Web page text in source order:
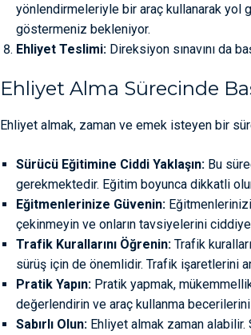
yönlendirmeleriyle bir araç kullanarak yol
göstermeniz bekleniyor.
Ehliyet Teslimi: Direksiyon sınavını da
Ehliyet Alma Sürecinde
Ehliyet almak, zaman ve emek isteyen bir
Sürücü Eğitimine Ciddi Yaklaşın: Bu
gerekmektedir. Eğitim boyunca dikkatli
Eğitmenlerinize Güvenin:
çekinmeyin ve onların tavsiyelerini ciddiye
Trafik Kurallarını Öğrenin: Trafik
sürüş için de önemlidir. Trafik işaretlerini
Pratik Yapın: Pratik yapmak,
değerlendirin ve araç kullanma
Sabırlı Olun: Ehliyet almak zaman alabilir.